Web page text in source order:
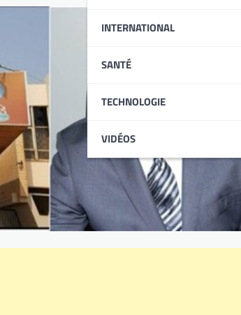
INTERNATIONAL
SANTÉ
TECHNOLOGIE
VIDÉOS